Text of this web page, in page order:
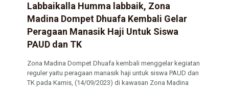
Labbaikalla Humma labbaik, Zona
Madina Dompet Dhuafa Kembali Gelar
Peragaan Manasik Haji Untuk Siswa
PAUD dan TK
Zona Madina Dompet Dhuafa kembali menggelar kegiatan
reguler yaitu peragaan manasik haji untuk siswa PAUD dan
TK pada Kamis, (14/09/2023) di kawasan Zona Madina